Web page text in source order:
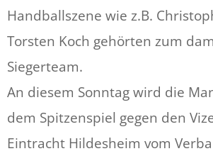
Handballszene wie z.B.
Torsten Koch gehörten zum
Siegerteam.
An diesem Sonntag wird die
dem Spitzenspiel gegen den
Eintracht Hildesheim vom